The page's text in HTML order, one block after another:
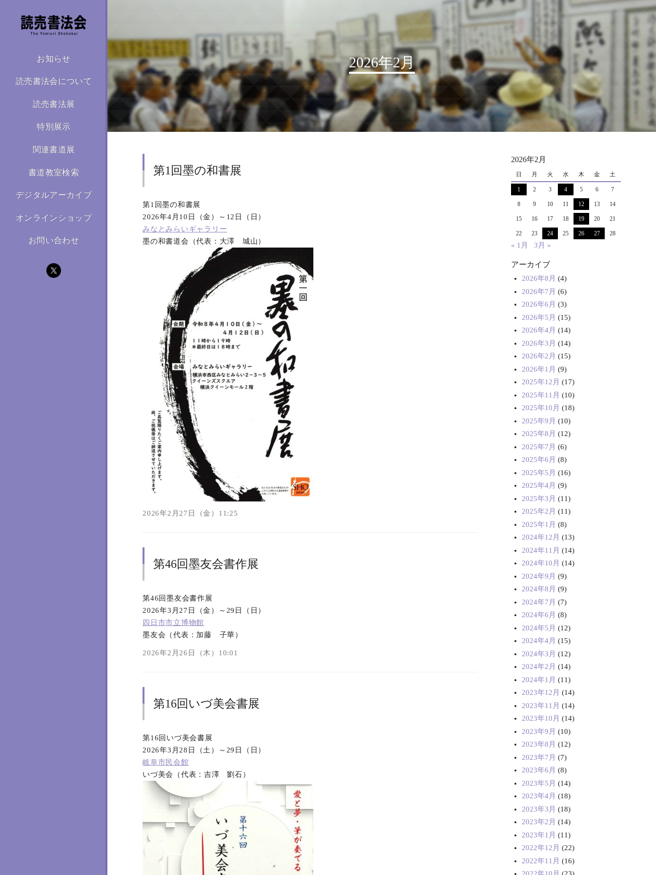
お知らせ
読売書法会について
読売書法展
特別展示
関連書道展
書道教室検索
デジタルアーカイブ
オンラインショップ
お問い合わせ
2026年2月
第1回墨の和書展
第1回墨の和書展
2026年4月10日（金）～12日（日）
みなとみらいギャラリー
墨の和書道会（代表：大澤 城山）
2026年2月27日（金）11:25
第46回墨友会書作展
第46回墨友会書作展
2026年3月27日（金）～29日（日）
四日市市立博物館
墨友会（代表：加藤 子華）
2026年2月26日（木）10:01
第16回いづ美会書展
第16回いづ美会書展
2026年3月28日（土）～29日（日）
岐阜市民会館
いづ美会（代表：吉澤 劉石）
2026年2月
日 月 火 水 木 金 土
1 2 3 4 5 6 7
8 9 10 11 12 13 14
15 16 17 18 19 20 21
22 23 24 25 26 27 28
« 1月 3月 »
アーカイブ
2026年8月 (4)
2026年7月 (6)
2026年6月 (3)
2026年5月 (15)
2026年4月 (14)
2026年3月 (14)
2026年2月 (15)
2026年1月 (9)
2025年12月 (17)
2025年11月 (10)
2025年10月 (18)
2025年9月 (10)
2025年8月 (12)
2025年7月 (6)
2025年6月 (8)
2025年5月 (16)
2025年4月 (9)
2025年3月 (11)
2025年2月 (11)
2025年1月 (8)
2024年12月 (13)
2024年11月 (14)
2024年10月 (14)
2024年9月 (9)
2024年8月 (9)
2024年7月 (7)
2024年6月 (8)
2024年5月 (12)
2024年4月 (15)
2024年3月 (12)
2024年2月 (14)
2024年1月 (11)
2023年12月 (14)
2023年11月 (14)
2023年10月 (14)
2023年9月 (10)
2023年8月 (12)
2023年7月 (7)
2023年6月 (8)
2023年5月 (14)
2023年4月 (18)
2023年3月 (18)
2023年2月 (14)
2023年1月 (11)
2022年12月 (22)
2022年11月 (16)
お知らせ
読売書法会について
読売書法展